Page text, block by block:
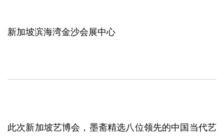
新加坡滨海湾金沙会展中心
此次新加坡艺博会，墨斋精选八位领先的中国当代艺